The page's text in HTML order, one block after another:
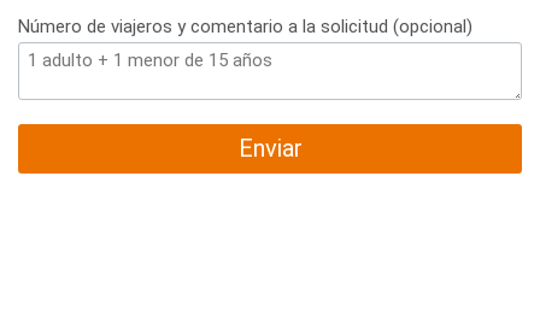
Número de viajeros y comentario a la solicitud (opcional)
Enviar